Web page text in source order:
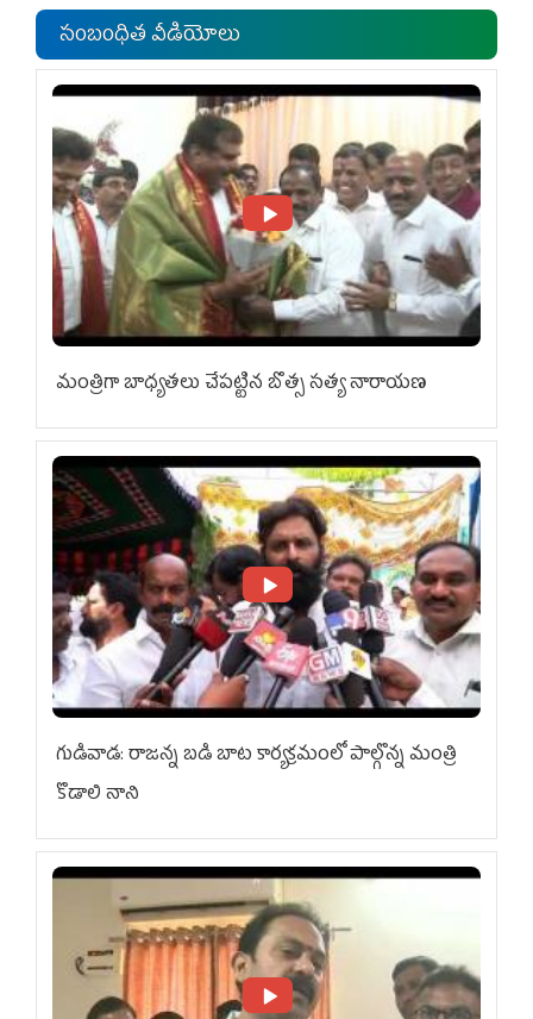
సంబంధిత వీడియోలు
మంత్రిగా బాధ్యతలు చేపట్టిన బొత్స సత్య నారాయణ
గుడివాడ: రాజన్న బడి బాట కార్యక్రమంలో పాల్గొన్న మంత్రి
కొడాలి నాని